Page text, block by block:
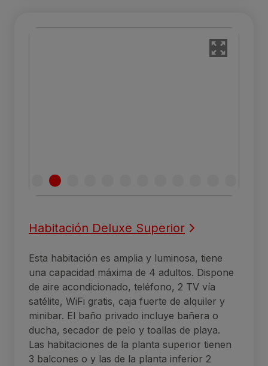
Habitación Deluxe Superior
Esta habitación es amplia y luminosa, tiene
una capacidad máxima de 4 adultos. Dispone
de aire acondicionado, teléfono, 2 TV vía
satélite, WiFi gratis, caja fuerte de alquiler y
minibar. El baño privado incluye bañera o
ducha, secador de pelo y toallas de playa.
Las habitaciones de la planta superior tienen
3 balcones o y las de la planta inferior 2